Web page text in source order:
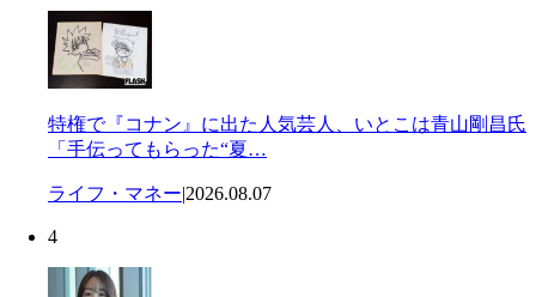
特権で『コナン』に出た人気芸人、いとこは青山剛昌氏
「手伝ってもらった“夏…
ライフ・マネー|2026.08.07
4